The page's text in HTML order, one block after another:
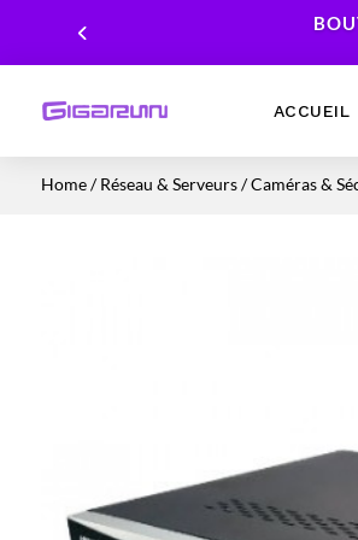
ACCUEIL
Home/Réseau & Serveurs/Caméras &